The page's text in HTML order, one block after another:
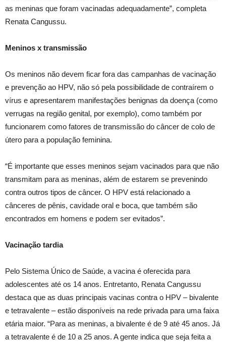
as meninas que foram vacinadas adequadamente”, completa
Renata Cangussu.
Meninos x transmissão
Os meninos não devem ficar fora das campanhas de vacinação
e prevenção ao HPV, não só pela possibilidade de contraírem o
vírus e apresentarem manifestações benignas da doença (como
verrugas na região genital, por exemplo), como também por
funcionarem como fatores de transmissão do câncer de colo de
útero para a população feminina.
“É importante que esses meninos sejam vacinados para que não
transmitam para as meninas, além de estarem se prevenindo
contra outros tipos de câncer. O HPV está relacionado a
cânceres de pênis, cavidade oral e boca, que também são
encontrados em homens e podem ser evitados”.
Vacinação tardia
Pelo Sistema Único de Saúde, a vacina é oferecida para
adolescentes até os 14 anos. Entretanto, Renata Cangussu
destaca que as duas principais vacinas contra o HPV – bivalente
e tetravalente – estão disponíveis na rede privada para uma faixa
etária maior. “Para as meninas, a bivalente é de 9 até 45 anos. Já
a tetravalente é de 10 a 25 anos. A gente indica que seja feita a